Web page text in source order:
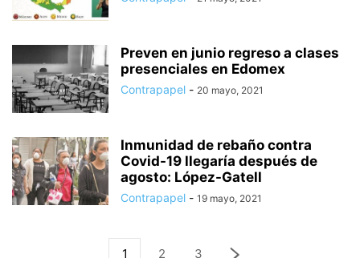
Preven en junio regreso a clases
presenciales en Edomex
Contrapapel - 20 mayo, 2021
Inmunidad de rebaño contra
Covid-19 llegaría después de
agosto: López-Gatell
Contrapapel - 19 mayo, 2021
1 2 3